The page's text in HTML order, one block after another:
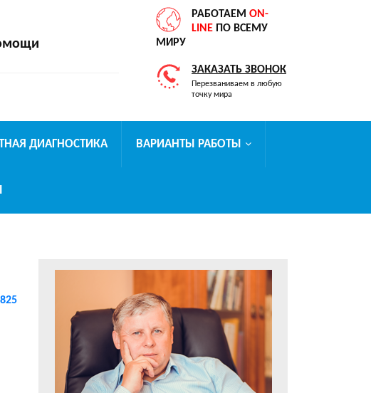
РАБОТАЕМ ON-
LINE ПО ВСЕМУ
МИРУ
ЗАКАЗАТЬ ЗВОНОК
Перезваниваем в любую
точку мира
ДИАГНОСТИКА ВАРИАНТЫ РАБОТЫ